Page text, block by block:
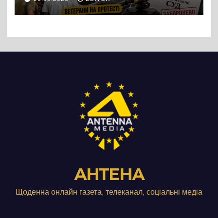
підприємства ТОВ «Омега
Три», що займається
АНТЕНА
Щоденна онлайн газета, телеканал, соціальні медіа